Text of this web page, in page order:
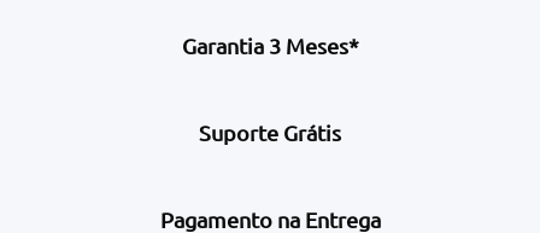
Garantia 3 Meses*
Suporte Grátis
Pagamento na Entrega